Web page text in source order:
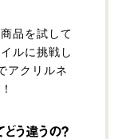
品を試して
ルに挑戦し
アクリルネ
う違うの？